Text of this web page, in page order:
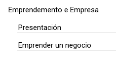
Emprendemento e Empresa
Presentación
Emprender un negocio